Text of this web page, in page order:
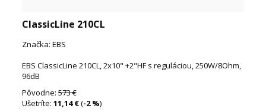
ClassicLine 210CL
Značka: EBS
EBS ClassicLine 210CL, 2x10" +2"HF s reguláciou, 250W/8Ohm,
96dB
Pôvodne: 573 €
Ušetríte: 11,14 €(-2 %)